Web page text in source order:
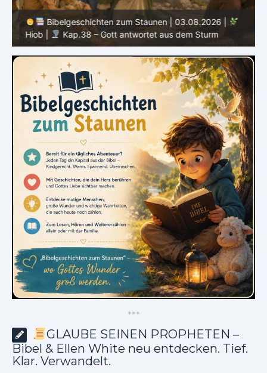
Bibelgeschichten zum Staunen | 03.08.2026 |
Hiob |
Kap.38 – Gott antwortet aus dem Sturm
***
GLAUBE SEINEN PROPHETEN –
Bibel & Ellen White neu entdecken. Tief.
Klar. Verwandelt.